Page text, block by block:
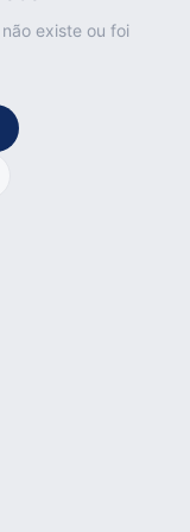
existe ou foi